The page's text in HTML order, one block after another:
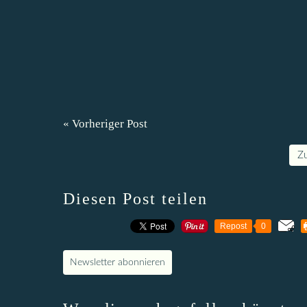
« Vorheriger Post
Diesen Post teilen
Repost 0
Newsletter abonnieren